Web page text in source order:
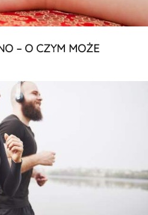
– O CZYM MOŻE